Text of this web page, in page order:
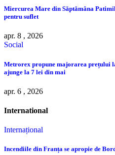
Miercurea Mare din Săptămâna
pentru suflet
apr. 8 , 2026
Social
Metrorex propune majorarea prețului
ajunge la 7 lei din mai
apr. 6 , 2026
International
Internațional
Incendiile din Franța se apropie de